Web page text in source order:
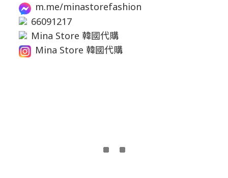
m.me/minastorefashion
66091217
Mina Store 韓國代購
Mina Store 韓國代購